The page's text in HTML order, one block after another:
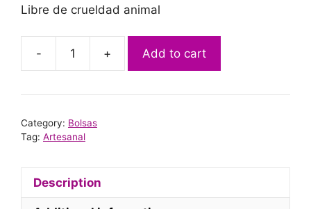
Libre de crueldad animal
-
Bolsa
Cuadros
+ Add to cart
Category: Bolsas
Tag: Artesanal
Description